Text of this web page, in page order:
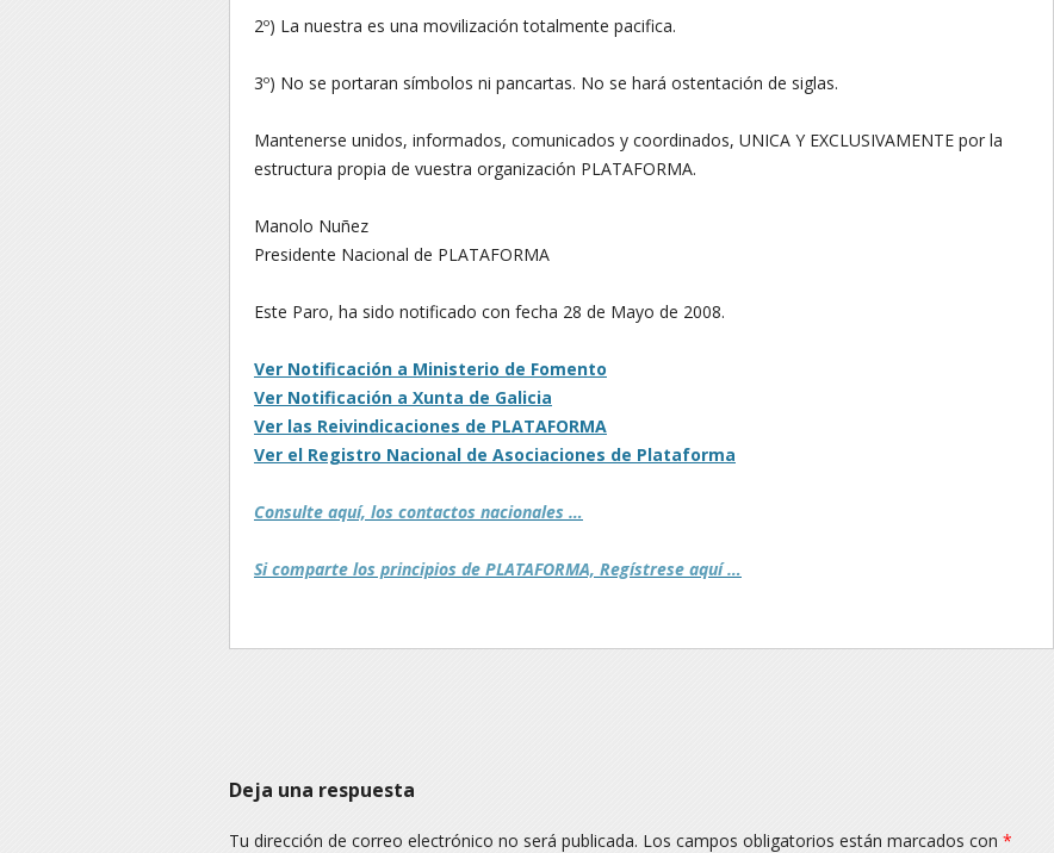
2º) La nuestra es una movilización totalmente pacifica.
3º) No se portaran símbolos ni pancartas. No se hará ostentación de siglas.
Mantenerse unidos, informados, comunicados y coordinados, UNICA Y EXCLUSIVAMENTE por la
estructura propia de vuestra organización PLATAFORMA.
Manolo Nuñez
Presidente Nacional de PLATAFORMA
Este Paro, ha sido notificado con fecha 28 de Mayo de 2008.
Ver Notificación a Ministerio de Fomento
Ver Notificación a Xunta de Galicia
Ver las Reivindicaciones de PLATAFORMA
Ver el Registro Nacional de Asociaciones de Plataforma
Consulte aquí, los contactos nacionales …
Si comparte los principios de PLATAFORMA, Regístrese aquí …
Deja una respuesta
Tu dirección de correo electrónico no será publicada. Los campos obligatorios están marcados con *